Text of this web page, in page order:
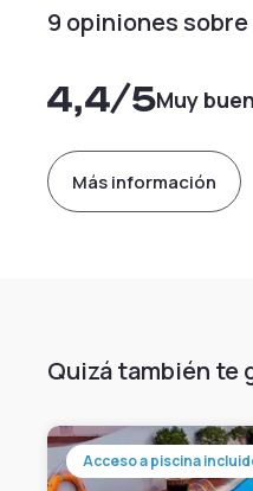
9 opiniones
4,4/5Muy
Más información
Quizá también te
Acceso a piscina